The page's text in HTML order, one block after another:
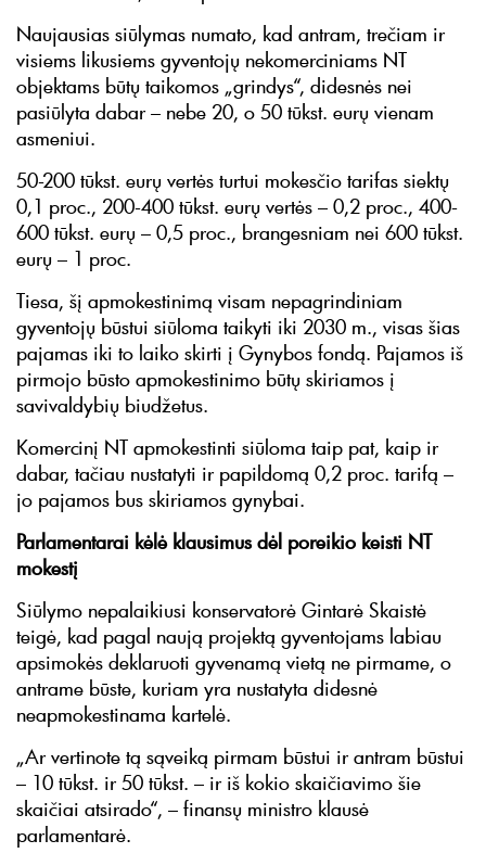
Naujausias siūlymas numato, kad antram, trečiam ir
visiems likusiems gyventojų nekomerciniams NT
objektams būtų taikomos „grindys“, didesnės nei
pasiūlyta dabar – nebe 20, o 50 tūkst. eurų vienam
asmeniui.
50-200 tūkst. eurų vertės turtui mokesčio tarifas siektų
0,1 proc., 200-400 tūkst. eurų vertės – 0,2 proc., 400-
600 tūkst. eurų – 0,5 proc., brangesniam nei 600 tūkst.
eurų – 1 proc.
Tiesa, šį apmokestinimą visam nepagrindiniam
gyventojų būstui siūloma taikyti iki 2030 m., visas šias
pajamas iki to laiko skirti į Gynybos fondą. Pajamos iš
pirmojo būsto apmokestinimo būtų skiriamos į
savivaldybių biudžetus.
Komercinį NT apmokestinti siūloma taip pat, kaip ir
dabar, tačiau nustatyti ir papildomą 0,2 proc. tarifą –
jo pajamos bus skiriamos gynybai.
Parlamentarai kėlė klausimus dėl poreikio keisti NT
mokestį
Siūlymo nepalaikiusi konservatorė Gintarė Skaistė
teigė, kad pagal naują projektą gyventojams labiau
apsimokės deklaruoti gyvenamą vietą ne pirmame, o
antrame būste, kuriam yra nustatyta didesnė
neapmokestinama kartelė.
„Ar vertinote tą sąveiką pirmam būstui ir antram būstui
– 10 tūkst. ir 50 tūkst. – ir iš kokio skaičiavimo šie
skaičiai atsirado“, – finansų ministro klausė
parlamentarė.